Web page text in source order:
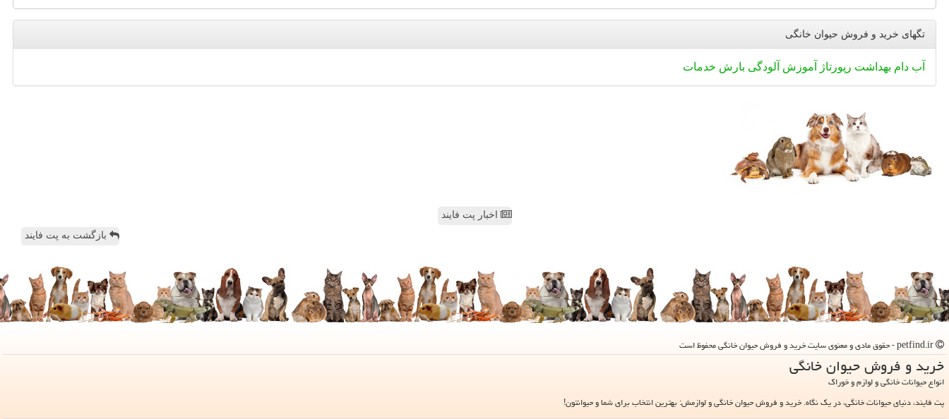
تگهای خرید و فروش حیوان خانگی
آب دام بهداشت رپورتاژ آموزش آلودگی بارش خدمات
اخبار پت فایند
بازگشت به پت فایند
خرید و فروش حیوان خانگی
انواع حیوانات خانگی و لوازم و خوراک
پت فایند، دنیای حیوانات خانگی، در یک نگاه. خرید و فروش حیوان خانگی و لوازمش: بهترین انتخاب برای شما و حیوانتون!